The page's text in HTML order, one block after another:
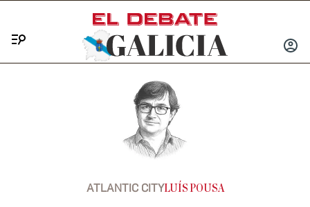
INICIAR
ATLANTIC CITYLUÍS POUSA